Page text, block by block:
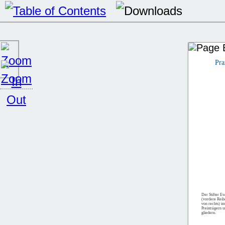
Der Stifter
(vordere
von rechts)
Preisträgern
gliedern.